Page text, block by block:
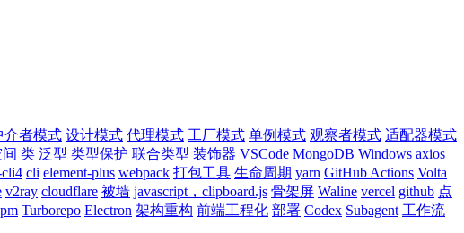
介者模式 设计模式 代理模式 工厂模式 单例模式 观察者模式 适配器模式
类 泛型 类型保护 联合类型 装饰器 VSCode MongoDB Windows axios
cli element-plus webpack 打包工具 生命周期 yarn GitHub Actions Volta
v2ray cloudflare 被墙 javascript，clipboard.js 骨架屏 Waline vercel github 点
Turborepo Electron 架构重构 前端工程化 部署 Codex Subagent 工作流